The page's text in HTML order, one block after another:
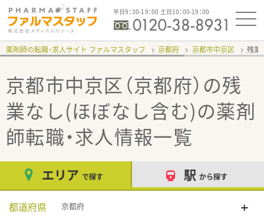
平日9：30-19：00 土日10：00-19：00
薬剤師の転職・求人サイト ファルマスタッフ 京都府 京都市中京区 残業
京都市中京区（京都府）の残
業なし(ほぼなし含む)の薬剤
師転職・求人情報一覧
エリア で探す 駅 から探す
都道府県 京都府